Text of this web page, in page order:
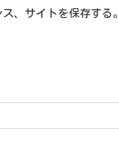
、サイトを保存する。